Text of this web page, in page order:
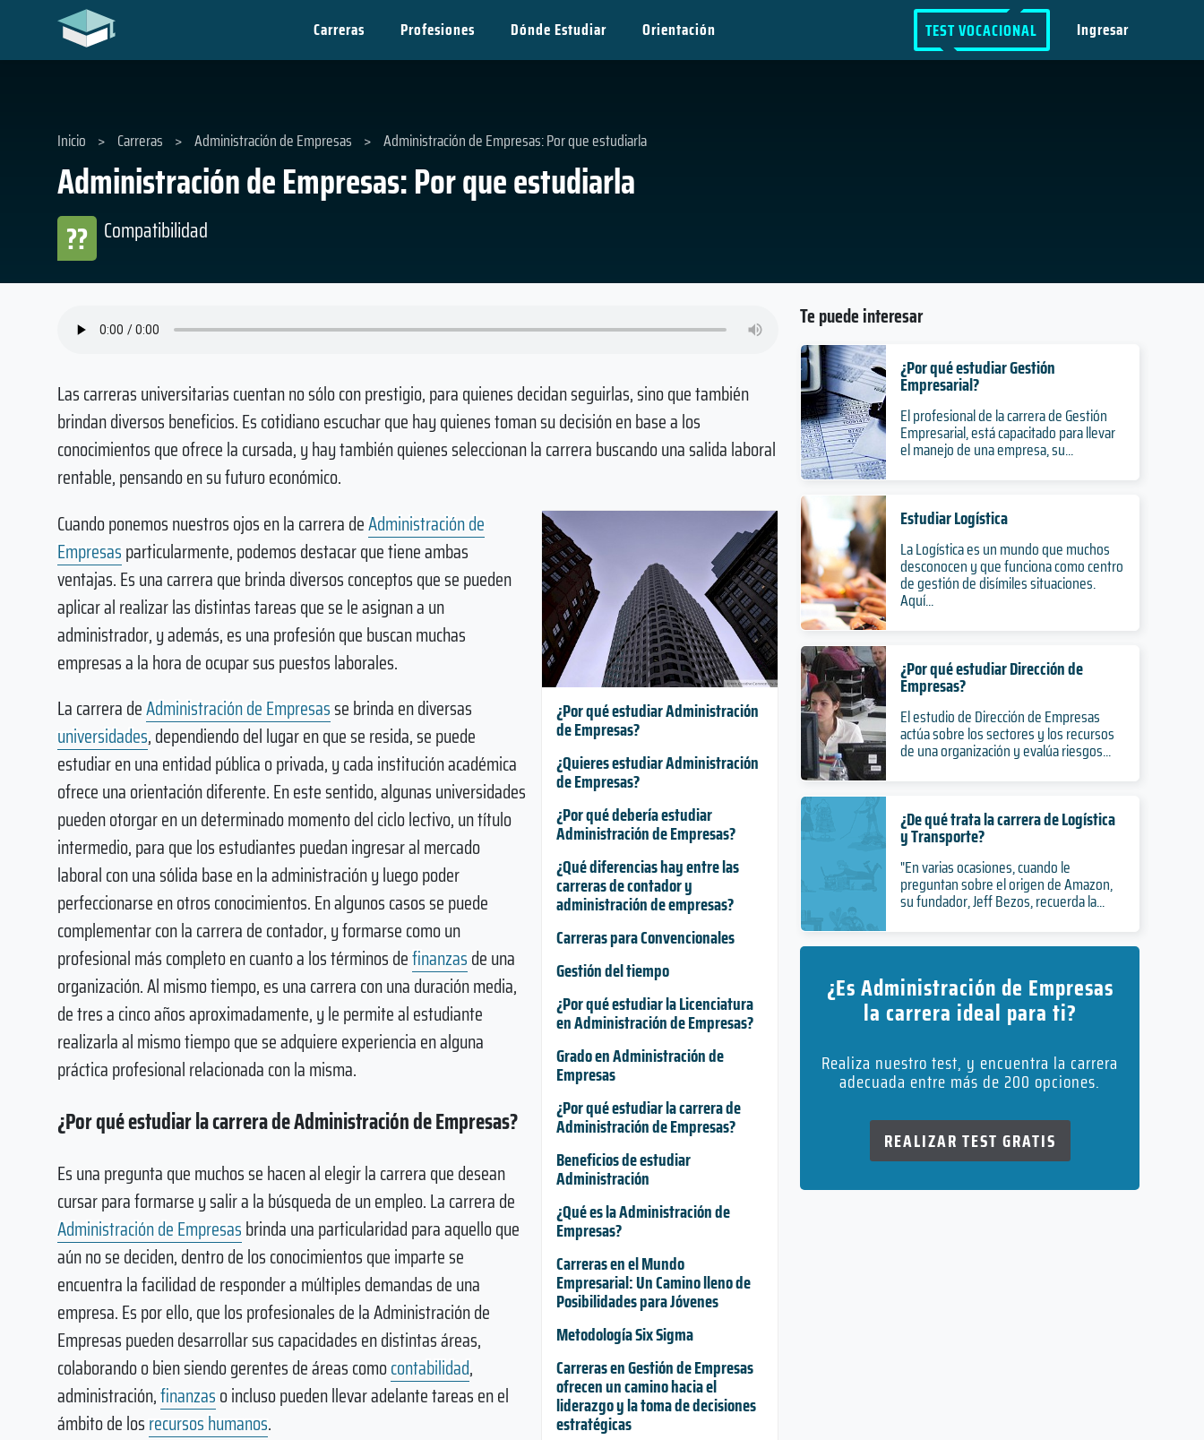
Carreras Profesiones Dónde Estudiar Orientación TEST VOCACIONAL Ingresar
Administración de Empresas: Por que estudiarla
Compatibilidad
??
Inicio > Carreras > Administración de Empresas > Administración de Empresas: Por que estudiarla
Las carreras universitarias cuentan no sólo con prestigio, para quienes decidan seguirlas, sino que también
brindan diversos beneficios. Es cotidiano escuchar que hay quienes toman su decisión en base a los
conocimientos que ofrece la cursada, y hay también quienes seleccionan la carrera buscando una salida laboral
rentable, pensando en su futuro económico.
¿Por qué estudiar Administración
de Empresas?
¿Quieres estudiar Administración
de Empresas?
¿Por qué debería estudiar
Administración de Empresas?
¿Qué diferencias hay entre las
carreras de contador y
administración de empresas?
Carreras para Convencionales
Gestión del tiempo
¿Por qué estudiar la Licenciatura
en Administración de Empresas?
Grado en Administración de
Empresas
¿Por qué estudiar la carrera de
Administración de Empresas?
Beneficios de estudiar
Administración
¿Qué es la Administración de
Empresas?
Carreras en el Mundo
Empresarial: Un Camino lleno de
Posibilidades para Jóvenes
Metodología Six Sigma
Carreras en Gestión de Empresas
ofrecen un camino hacia el
liderazgo y la toma de decisiones
estratégicas
Cuando ponemos nuestros ojos en la carrera deAdministración de
Empresasparticularmente, podemos destacar que tiene ambas
ventajas. Es una carrera que brinda diversos conceptos que se pueden
aplicar al realizar las distintas tareas que se le asignan a un
administrador, y además, es una profesión que buscan muchas
empresas a la hora de ocupar sus puestos laborales.
La carrera deAdministración de Empresasse brinda en diversas
universidades, dependiendo del lugar en que se resida, se puede
estudiar en una entidad pública o privada, y cada institución académica
ofrece una orientación diferente. En este sentido, algunas universidades
pueden otorgar en un determinado momento del ciclo lectivo, un título
intermedio, para que los estudiantes puedan ingresar al mercado
laboral con una sólida base en la administración y luego poder
perfeccionarse en otros conocimientos. En algunos casos se puede
complementar con la carrera de contador, y formarse como un
profesional más completo en cuanto a los términos definanzasde una
organización. Al mismo tiempo, es una carrera con una duración media,
de tres a cinco años aproximadamente, y le permite al estudiante
realizarla al mismo tiempo que se adquiere experiencia en alguna
práctica profesional relacionada con la misma.
¿Por qué estudiar la carrera de Administración de Empresas?
Es una pregunta que muchos se hacen al elegir la carrera que desean
cursar para formarse y salir a la búsqueda de un empleo. La carrera de
Administración de Empresasbrinda una particularidad para aquello que
aún no se deciden, dentro de los conocimientos que imparte se
encuentra la facilidad de responder a múltiples demandas de una
empresa. Es por ello, que los profesionales de la Administración de
Empresas pueden desarrollar sus capacidades en distintas áreas,
colaborando o bien siendo gerentes de áreas comocontabilidad,
administración,finanzaso incluso pueden llevar adelante tareas en el
ámbito de losrecursos humanos.
Te puede interesar
¿Por qué estudiar Gestión
Empresarial?
El profesional de la carrera de Gestión
Empresarial, está capacitado para llevar
el manejo de una empresa, su...
Estudiar Logística
La Logística es un mundo que muchos
desconocen y que funciona como centro
de gestión de disímiles situaciones.
Aquí...
¿Por qué estudiar Dirección de
Empresas?
El estudio de Dirección de Empresas
actúa sobre los sectores y los recursos
de una organización y evalúa riesgos...
¿De qué trata la carrera de Logística
y Transporte?
"En varias ocasiones, cuando le
preguntan sobre el origen de Amazon,
su fundador, Jeff Bezos, recuerda la...
¿Es Administración de Empresas
la carrera ideal para ti?
Realiza nuestro test, y encuentra la carrera
adecuada entre más de 200 opciones.
REALIZAR TEST GRATIS